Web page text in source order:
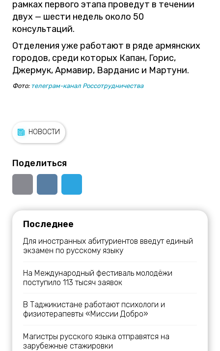
рамках первого этапа проведут в течении
двух — шести недель около 50
консультаций.
Отделения уже работают в ряде армянских
городов, среди которых Капан, Горис,
Джермук, Армавир, Варданис и Мартуни.
Фото:телеграм-канал Россотрудничества
НОВОСТИ
Поделиться
Последнее
Для иностранных абитуриентов введут единый
экзамен по русскому языку
На Международный фестиваль молодёжи
поступило 113 тысяч заявок
В Таджикистане работают психологи и
физиотерапевты «Миссии Добро»
Магистры русского языка отправятся на
зарубежные стажировки